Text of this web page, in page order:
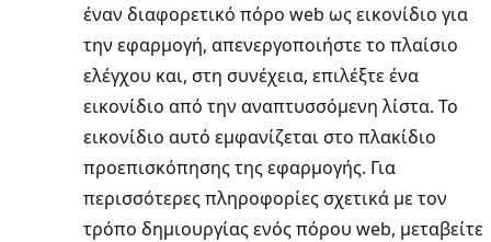
έναν διαφορετικό πόρο web ως εικονίδιο για
την εφαρμογή, απενεργοποιήστε το πλαίσιο
ελέγχου και, στη συνέχεια, επιλέξτε ένα
εικονίδιο από την αναπτυσσόμενη λίστα. Το
εικονίδιο αυτό εμφανίζεται στο πλακίδιο
προεπισκόπησης της εφαρμογής. Για
περισσότερες πληροφορίες σχετικά με τον
τρόπο δημιουργίας ενός πόρου web, μεταβείτε